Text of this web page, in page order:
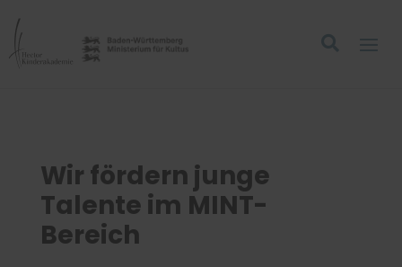
Wir fördern junge
Talente im MINT-
Bereich